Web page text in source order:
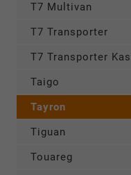
T7 Multivan
T7 Transporter
T7 Transporter
Taigo
Tayron
Tiguan
Touareg